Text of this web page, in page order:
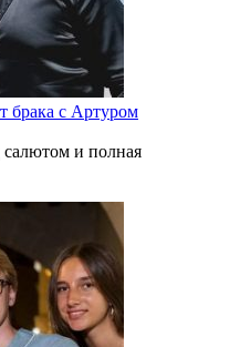
брака с Артуром
и полная